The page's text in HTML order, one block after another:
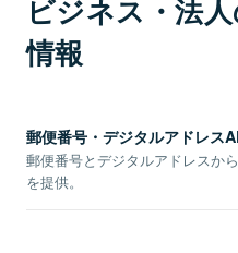
ビジネス・法
情報
郵便番号・デジタルアドレス
郵便番号とデジタルアドレスか
を提供。